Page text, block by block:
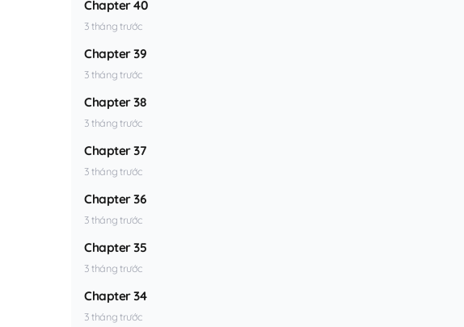
Chapter 40
3 tháng trước
Chapter 39
3 tháng trước
Chapter 38
3 tháng trước
Chapter 37
3 tháng trước
Chapter 36
3 tháng trước
Chapter 35
3 tháng trước
Chapter 34
3 tháng trước